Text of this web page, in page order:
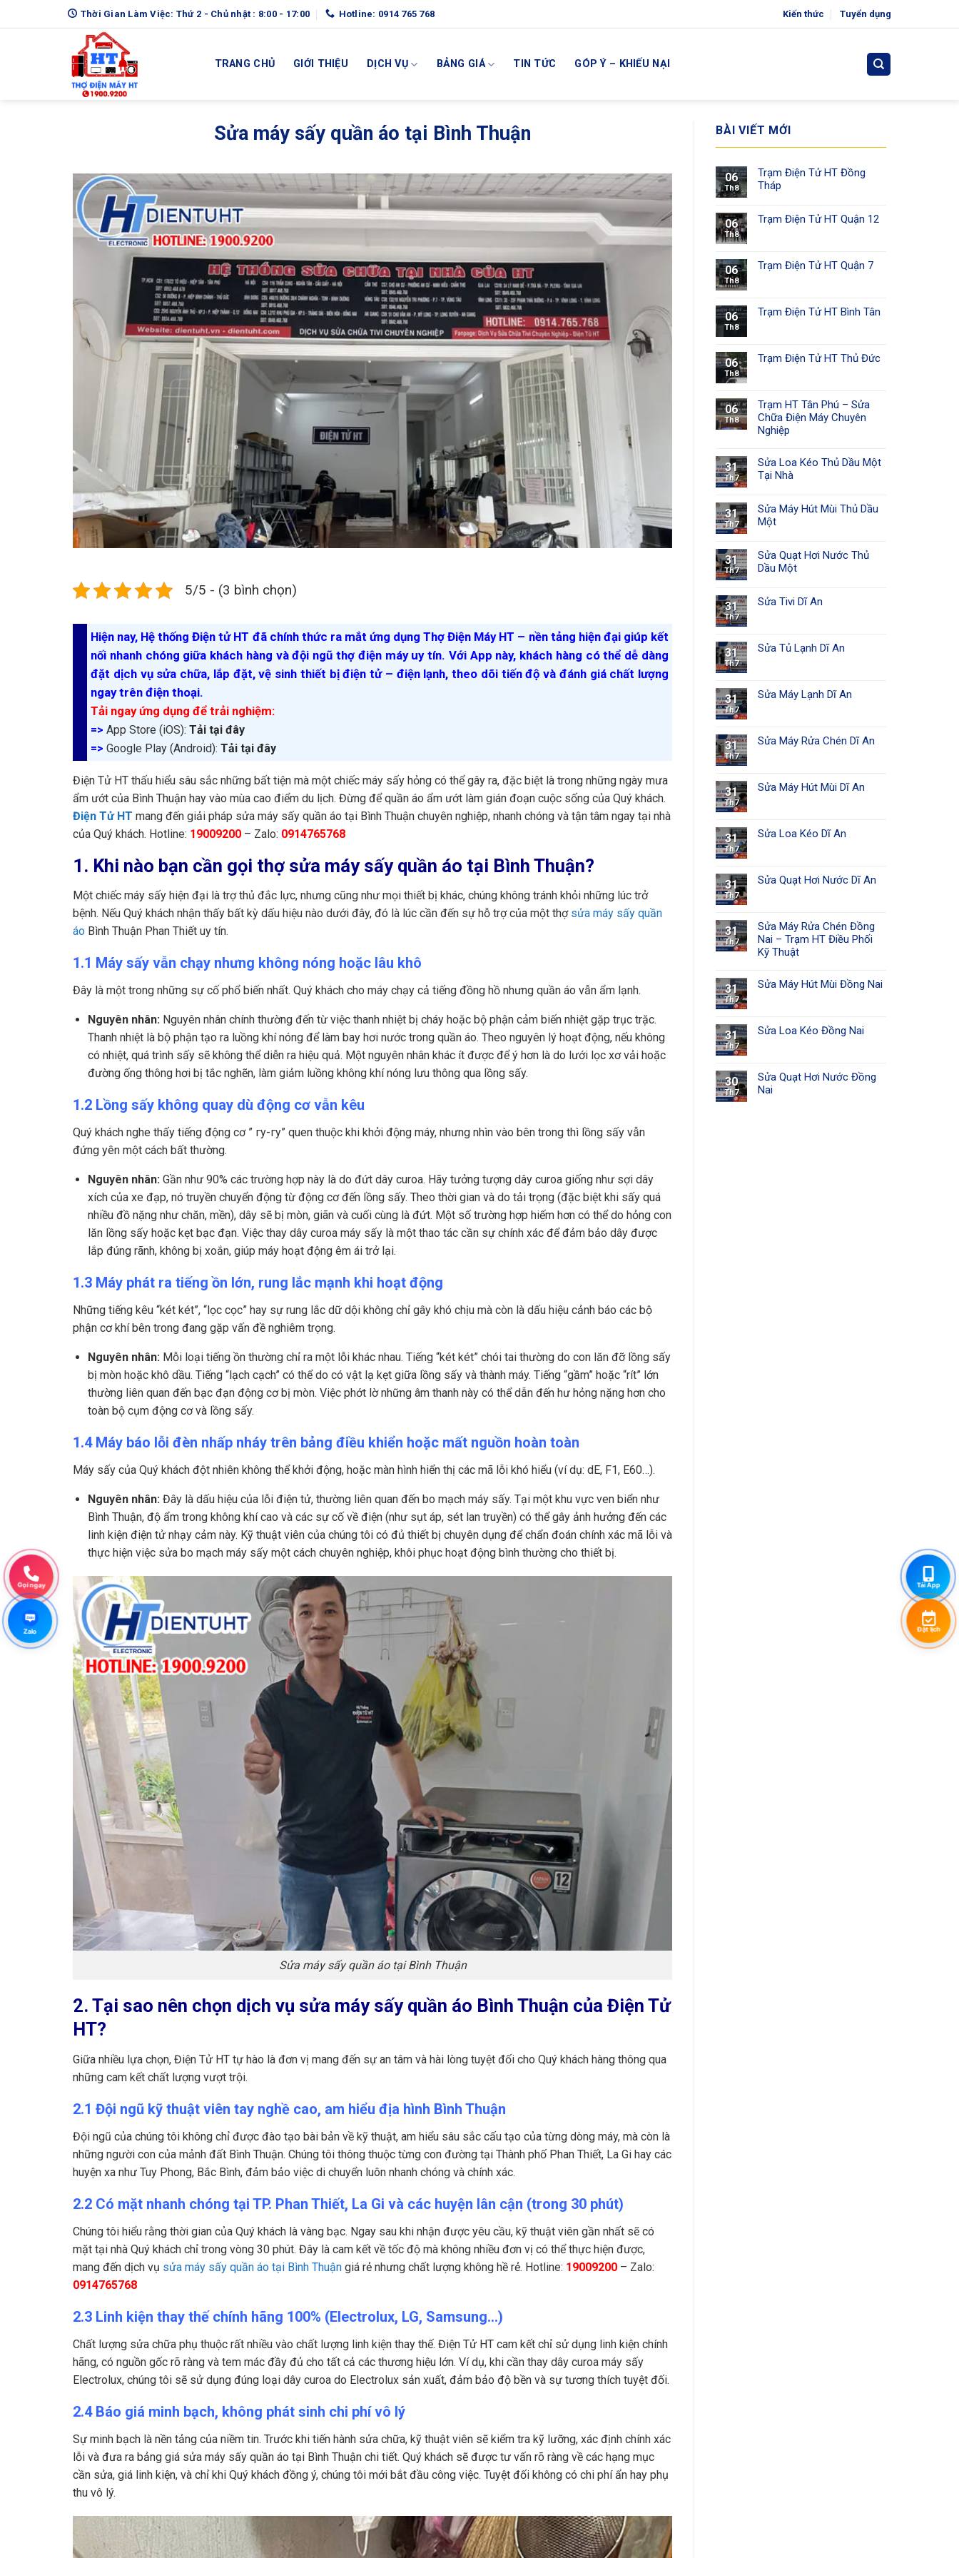
to
Thời Gian Làm Việc: Thứ 2 - Chủ nhật : 8:00 - 17:00 Hotline: 0914 765 768 Kiến thức Tuyển dụng
TRANG CHỦ GIỚI THIỆU DỊCH VỤ BẢNG GIÁ TIN TỨC GÓP Ý – KHIẾU NẠI
Sửa máy sấy quần áo tại Bình Thuận
5/5 - (3 bình chọn)
Hiện nay, Hệ thống Điện tử HT đã chính thức ra mắt ứng dụng Thợ Điện Máy HT – nền tảng hiện đại giúp kết
nối nhanh chóng giữa khách hàng và đội ngũ thợ điện máy uy tín. Với App này, khách hàng có thể dễ dàng
đặt dịch vụ sửa chữa, lắp đặt, vệ sinh thiết bị điện tử – điện lạnh, theo dõi tiến độ và đánh giá chất lượng
ngay trên điện thoại.
Tải ngay ứng dụng để trải nghiệm:
=> App Store (iOS): Tải tại đây
=> Google Play (Android): Tải tại đây
Điện Tử HT thấu hiểu sâu sắc những bất tiện mà một chiếc máy sấy hỏng có thể gây ra, đặc biệt là trong những ngày mưa
ẩm ướt của Bình Thuận hay vào mùa cao điểm du lịch. Đừng để quần áo ẩm ướt làm gián đoạn cuộc sống của Quý khách.
Điện Tử HT mang đến giải pháp sửa máy sấy quần áo tại Bình Thuận chuyên nghiệp, nhanh chóng và tận tâm ngay tại nhà
của Quý khách. Hotline: 19009200 – Zalo: 0914765768
1. Khi nào bạn cần gọi thợ sửa máy sấy quần áo tại Bình Thuận?
Một chiếc máy sấy hiện đại là trợ thủ đắc lực, nhưng cũng như mọi thiết bị khác, chúng không tránh khỏi những lúc trở
bệnh. Nếu Quý khách nhận thấy bất kỳ dấu hiệu nào dưới đây, đó là lúc cần đến sự hỗ trợ của một thợ sửa máy sấy quần
áo Bình Thuận Phan Thiết uy tín.
1.1 Máy sấy vẫn chạy nhưng không nóng hoặc lâu khô
Đây là một trong những sự cố phổ biến nhất. Quý khách cho máy chạy cả tiếng đồng hồ nhưng quần áo vẫn ẩm lạnh.
Nguyên nhân:Nguyên nhân chính thường đến từ việc thanh nhiệt bị cháy hoặc bộ phận cảm biến nhiệt gặp trục trặc.
Thanh nhiệt là bộ phận tạo ra luồng khí nóng để làm bay hơi nước trong quần áo. Theo nguyên lý hoạt động, nếu không
có nhiệt, quá trình sấy sẽ không thể diễn ra hiệu quả. Một nguyên nhân khác ít được để ý hơn là do lưới lọc xơ vải hoặc
đường ống thông hơi bị tắc nghẽn, làm giảm luồng không khí nóng lưu thông qua lồng sấy.
1.2 Lồng sấy không quay dù động cơ vẫn kêu
Quý khách nghe thấy tiếng động cơ ” гу-гу” quen thuộc khi khởi động máy, nhưng nhìn vào bên trong thì lồng sấy vẫn
đứng yên một cách bất thường.
Nguyên nhân:Gần như 90% các trường hợp này là do đứt dây curoa. Hãy tưởng tượng dây curoa giống như sợi dây
xích của xe đạp, nó truyền chuyển động từ động cơ đến lồng sấy. Theo thời gian và do tải trọng (đặc biệt khi sấy quá
nhiều đồ nặng như chăn, mền), dây sẽ bị mòn, giãn và cuối cùng là đứt. Một số trường hợp hiếm hơn có thể do hỏng con
lăn lồng sấy hoặc kẹt bạc đạn. Việc thay dây curoa máy sấy là một thao tác cần sự chính xác để đảm bảo dây được
lắp đúng rãnh, không bị xoắn, giúp máy hoạt động êm ái trở lại.
1.3 Máy phát ra tiếng ồn lớn, rung lắc mạnh khi hoạt động
Những tiếng kêu “két két”, “lọc cọc” hay sự rung lắc dữ dội không chỉ gây khó chịu mà còn là dấu hiệu cảnh báo các bộ
phận cơ khí bên trong đang gặp vấn đề nghiêm trọng.
Nguyên nhân:Mỗi loại tiếng ồn thường chỉ ra một lỗi khác nhau. Tiếng “két két” chói tai thường do con lăn đỡ lồng sấy
bị mòn hoặc khô dầu. Tiếng “lạch cạch” có thể do có vật lạ kẹt giữa lồng sấy và thành máy. Tiếng “gầm” hoặc “rít” lớn
thường liên quan đến bạc đạn động cơ bị mòn. Việc phớt lờ những âm thanh này có thể dẫn đến hư hỏng nặng hơn cho
toàn bộ cụm động cơ và lồng sấy.
1.4 Máy báo lỗi đèn nhấp nháy trên bảng điều khiển hoặc mất nguồn hoàn toàn
Máy sấy của Quý khách đột nhiên không thể khởi động, hoặc màn hình hiển thị các mã lỗi khó hiểu (ví dụ: dE, F1, E60…).
Nguyên nhân:Đây là dấu hiệu của lỗi điện tử, thường liên quan đến bo mạch máy sấy. Tại một khu vực ven biển như
Bình Thuận, độ ẩm trong không khí cao và các sự cố về điện (như sụt áp, sét lan truyền) có thể gây ảnh hưởng đến các
linh kiện điện tử nhạy cảm này. Kỹ thuật viên của chúng tôi có đủ thiết bị chuyên dụng để chẩn đoán chính xác mã lỗi và
thực hiện việc sửa bo mạch máy sấy một cách chuyên nghiệp, khôi phục hoạt động bình thường cho thiết bị.
Sửa máy sấy quần áo tại Bình Thuận
2. Tại sao nên chọn dịch vụ sửa máy sấy quần áo Bình Thuận của Điện Tử
HT?
Giữa nhiều lựa chọn, Điện Tử HT tự hào là đơn vị mang đến sự an tâm và hài lòng tuyệt đối cho Quý khách hàng thông qua
những cam kết chất lượng vượt trội.
2.1 Đội ngũ kỹ thuật viên tay nghề cao, am hiểu địa hình Bình Thuận
Đội ngũ của chúng tôi không chỉ được đào tạo bài bản về kỹ thuật, am hiểu sâu sắc cấu tạo của từng dòng máy, mà còn là
những người con của mảnh đất Bình Thuận. Chúng tôi thông thuộc từng con đường tại Thành phố Phan Thiết, La Gi hay các
huyện xa như Tuy Phong, Bắc Bình, đảm bảo việc di chuyển luôn nhanh chóng và chính xác.
2.2 Có mặt nhanh chóng tại TP. Phan Thiết, La Gi và các huyện lân cận (trong 30 phút)
Chúng tôi hiểu rằng thời gian của Quý khách là vàng bạc. Ngay sau khi nhận được yêu cầu, kỹ thuật viên gần nhất sẽ có
mặt tại nhà Quý khách chỉ trong vòng 30 phút. Đây là cam kết về tốc độ mà không nhiều đơn vị có thể thực hiện được,
mang đến dịch vụ sửa máy sấy quần áo tại Bình Thuận giá rẻ nhưng chất lượng không hề rẻ. Hotline: 19009200 – Zalo:
0914765768
2.3 Linh kiện thay thế chính hãng 100% (Electrolux, LG, Samsung…)
Chất lượng sửa chữa phụ thuộc rất nhiều vào chất lượng linh kiện thay thế. Điện Tử HT cam kết chỉ sử dụng linh kiện chính
hãng, có nguồn gốc rõ ràng và tem mác đầy đủ cho tất cả các thương hiệu lớn. Ví dụ, khi cần thay dây curoa máy sấy
Electrolux, chúng tôi sẽ sử dụng đúng loại dây curoa do Electrolux sản xuất, đảm bảo độ bền và sự tương thích tuyệt đối.
2.4 Báo giá minh bạch, không phát sinh chi phí vô lý
Sự minh bạch là nền tảng của niềm tin. Trước khi tiến hành sửa chữa, kỹ thuật viên sẽ kiểm tra kỹ lưỡng, xác định chính xác
lỗi và đưa ra bảng giá sửa máy sấy quần áo tại Bình Thuận chi tiết. Quý khách sẽ được tư vấn rõ ràng về các hạng mục
cần sửa, giá linh kiện, và chỉ khi Quý khách đồng ý, chúng tôi mới bắt đầu công việc. Tuyệt đối không có chi phí ẩn hay phụ
thu vô lý.
BÀI VIẾT MỚI
06
Th8
Trạm Điện Tử HT Đồng
Tháp
06
Th8
Trạm Điện Tử HT Quận 12
06
Th8
Trạm Điện Tử HT Quận 7
06
Th8
Trạm Điện Tử HT Bình Tân
06
Th8
Trạm Điện Tử HT Thủ Đức
06
Th8
Trạm HT Tân Phú – Sửa
Chữa Điện Máy Chuyên
Nghiệp
31
Th7
Sửa Loa Kéo Thủ Dầu Một
Tại Nhà
31
Th7
Sửa Máy Hút Mùi Thủ Dầu
Một
31
Th7
Sửa Quạt Hơi Nước Thủ
Dầu Một
31
Th7
Sửa Tivi Dĩ An
31
Th7
Sửa Tủ Lạnh Dĩ An
31
Th7
Sửa Máy Lạnh Dĩ An
31
Th7
Sửa Máy Rửa Chén Dĩ An
31
Th7
Sửa Máy Hút Mùi Dĩ An
31
Th7
Sửa Loa Kéo Dĩ An
31
Th7
Sửa Quạt Hơi Nước Dĩ An
31
Th7
Sửa Máy Rửa Chén Đồng
Nai – Trạm HT Điều Phối
Kỹ Thuật
31
Th7
Sửa Máy Hút Mùi Đồng Nai
31
Th7
Sửa Loa Kéo Đồng Nai
30
Th7
Sửa Quạt Hơi Nước Đồng
Nai
Gọi ngay
Zalo
Zalo
Tải App
Đặt lịch